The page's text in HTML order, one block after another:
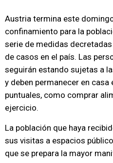
Austria termina este
confinamiento para la
serie de medidas
de casos en el país. Las
seguirán estando sujetas a
y deben permanecer en
puntuales, como comprar
ejercicio.
La población que haya
sus visitas a espacios
que se prepara la mayor